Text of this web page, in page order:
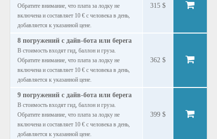
Обратите внимание, что плата за лодку не
включена и составляет 10 € с человека в день,
добавляется к указанной цене.
315 $
8 погружений с дайв-бота или берега
В стоимость входят гид, баллон и груза.
Обратите внимание, что плата за лодку не
включена и составляет 10 € с человека в день,
добавляется к указанной цене.
362 $
9 погружений с дайв-бота или берега
В стоимость входят гид, баллон и груза.
Обратите внимание, что плата за лодку не
включена и составляет 10 € с человека в день,
добавляется к указанной цене.
399 $